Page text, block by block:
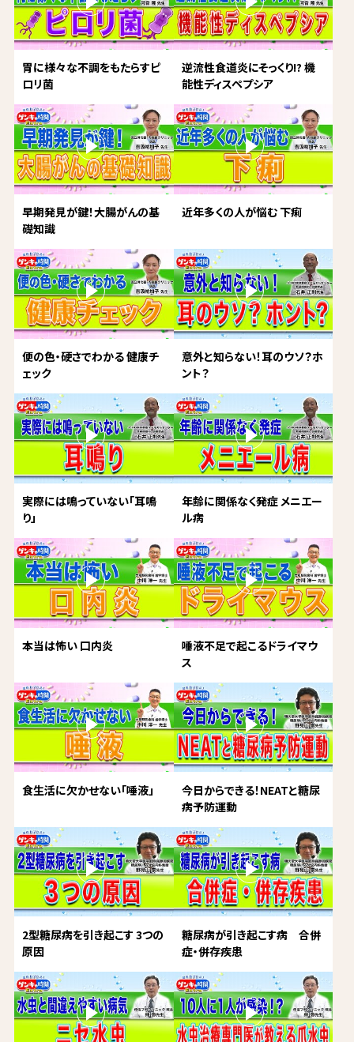
胃に様々な不調をもたらすピ
ロリ菌
逆流性食道炎にそっくり!? 機
能性ディスペプシア
早期発見が鍵！大腸がんの基
礎知識
近年多くの人が悩む 下痢
便の色・硬さでわかる 健康チ
ェック
意外と知らない！耳のウソ？ホ
ント？
実際には鳴っていない「耳鳴
り」
年齢に関係なく発症 メニエー
ル病
本当は怖い 口内炎
唾液不足で起こるドライマウ
ス
食生活に欠かせない「唾液」
今日からできる！NEATと糖尿
病予防運動
2型糖尿病を引き起こす 3つの
原因
糖尿病が引き起こす病 合併
症・併存疾患